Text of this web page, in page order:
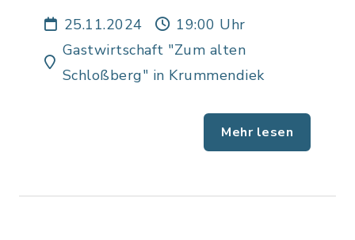
25.11.2024
19:00 Uhr
Gastwirtschaft "Zum alten
Schloßberg" in Krummendiek
Mehr lesen